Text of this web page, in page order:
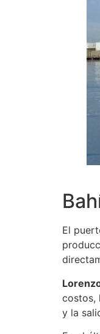
El
costos,
y la